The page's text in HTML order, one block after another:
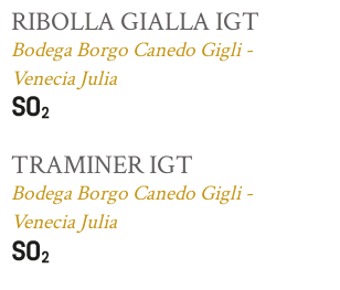
RIBOLLA GIALLA IGT
Bodega Borgo Canedo Gigli -
Venecia Julia
TRAMINER IGT
Bodega Borgo Canedo Gigli -
Venecia Julia